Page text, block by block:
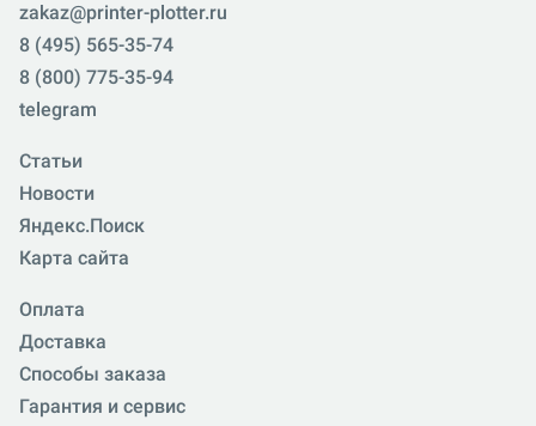
zakaz@printer-plotter.ru
8 (495) 565-35-74
8 (800) 775-35-94
telegram
Статьи
Новости
Яндекс.Поиск
Карта сайта
Оплата
Доставка
Способы заказа
Гарантия и сервис